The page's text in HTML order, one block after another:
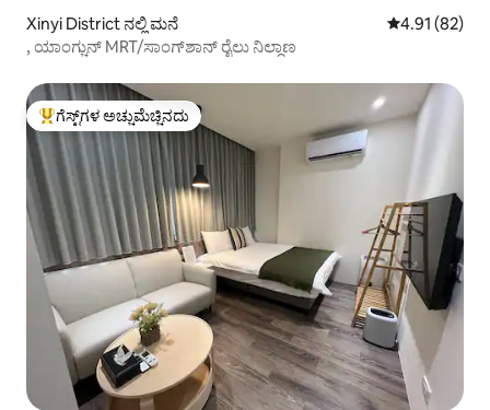
Xinyi District ನಲ್ಲಿ ಮನೆ 5 ರಲ್ಲಿ 4.91
4.91 (82)
, ಯಾಂಗ್ಚುನ್ MRT/ಸಾಂಗ್‌ಶಾನ್ ರೈಲು ನಿಲ್ದಾಣ
ಗೆಸ್ಟ್‌ಗಳಿಗೆ ಅತಿ ಹೆಚ್ಚು ಅಚ್ಚುಮೆಚ್ಚಿನದು
ಗೆಸ್ಟ್‌ಗಳ ಅಚ್ಚುಮೆಚ್ಚಿನದು